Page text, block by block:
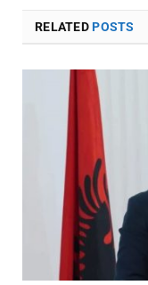
RELATEDPOSTS